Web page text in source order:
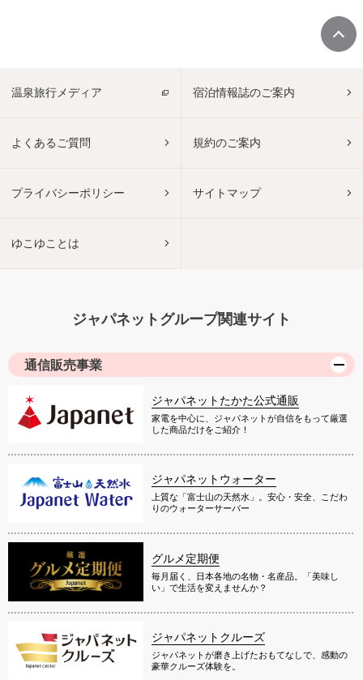
温泉旅行メディア 宿泊情報誌のご案内
よくあるご質問 規約のご案内
プライバシーポリシー サイトマップ
ゆこゆことは
ジャパネットグループ関連サイト
通信販売事業
ジャパネットたかた公式通販
家電を中心に、ジャパネットが自信をもって厳選
した商品だけをご紹介！
ジャパネットウォーター
上質な「富士山の天然水」。安心・安全、こだわ
りのウォーターサーバー
グルメ定期便
毎月届く、日本各地の名物・名産品。「美味し
い」で生活を変えませんか？
ジャパネットクルーズ
ジャパネットが磨き上げたおもてなしで、感動の
豪華クルーズ体験を。